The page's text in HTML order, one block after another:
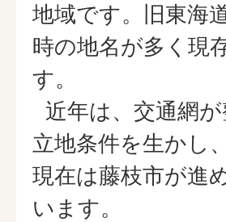
地域です。旧東海
時の地名が多く現
す。
近年は、交通網
立地条件を生かし
現在は藤枝市が進
います。